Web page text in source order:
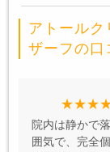
アトールク
ザーフの口
院内は静かで
囲気で、完全